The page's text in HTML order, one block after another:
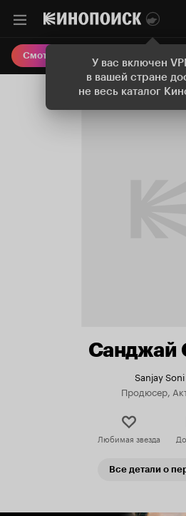
У вас включен
в вашей стране
не весь каталог
Смотреть кино Онлайн-
Санджай
Sanjay Soni
Продюсер,
Любимая звезда
Все детали о